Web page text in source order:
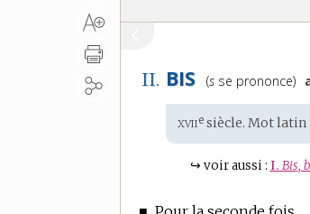
II. BIS
Prononciation
(s se prononce)
Étymologie
:
xviie siècle. Motlatin
↪ voir aussi : I. Bis,